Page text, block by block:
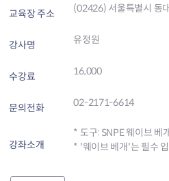
교육장 주소 (02426) 서울특별시 동
강사명 유정원
수강료 16,000
문의전화 02-2171-6614
강좌소개
* 도구: SNPE 웨이브 베
* '웨이브 베개'는 필수